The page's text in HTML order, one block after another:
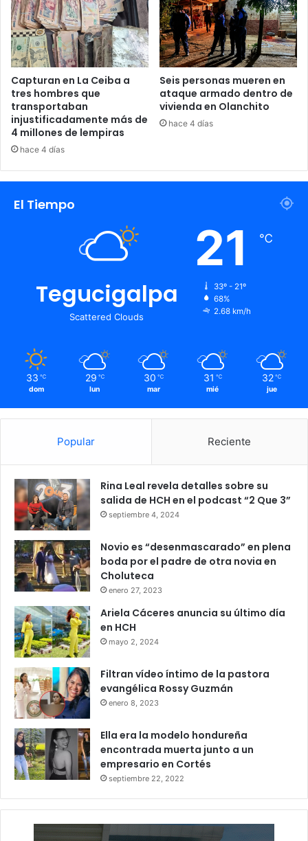
Capturan en La Ceiba a
tres hombres que
transportaban
injustificadamente más de
4 millones de lempiras
hace 4 días
Seis personas mueren en
ataque armado dentro de
vivienda en Olanchito
hace 4 días
El Tiempo
Tegucigalpa
Scattered Clouds
21 ℃
33º - 21º
68%
2.68 km/h
33 ℃
dom
29 ℃
lun
30 ℃
mar
31 ℃
mié
32 ℃
jue
Popular Reciente
Rina Leal revela detalles sobre su
salida de HCH en el podcast “2 Que 3”
septiembre 4, 2024
Novio es “desenmascarado” en plena
boda por el padre de otra novia en
Choluteca
enero 27, 2023
Ariela Cáceres anuncia su último día
en HCH
mayo 2, 2024
Filtran vídeo íntimo de la pastora
evangélica Rossy Guzmán
enero 8, 2023
Ella era la modelo hondureña
encontrada muerta junto a un
empresario en Cortés
septiembre 22, 2022